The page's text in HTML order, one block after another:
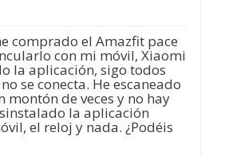
comprado el Amazfit pace
con mi móvil, Xiaomi
la aplicación, sigo todos
se conecta. He escaneado
montón de veces y no hay
la aplicación
el reloj y nada. ¿Podéis